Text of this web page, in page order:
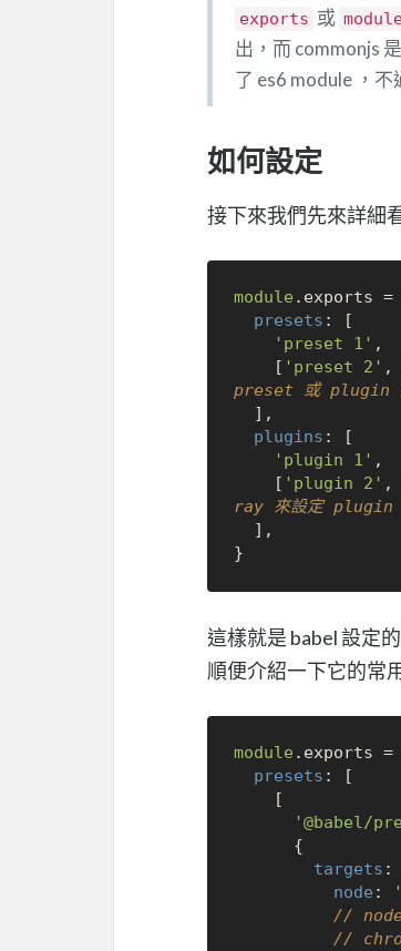
exports 或
出，而 commonjs
了 es6 module ，
如何設定
接下來我們先來詳細
module . exports =
presets : [
'preset 1' ,
    [
'preset 2' ,
preset 或 plugin
plugins : [
'plugin 1' ,
    [
'plugin 2' ,
ray 來設定 plugin
這樣就是 babel 設定
順便介紹一下它的常
module . exports =
presets : [
'@babel/
targets :
node :
//
//